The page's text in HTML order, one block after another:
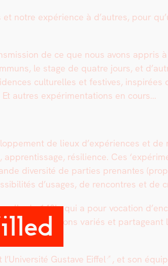
notre expéri­ence à d’autres, pour
de ce que nous avons appris
le stage de qua­tre jours, et
cul­turelles et fes­tives, inspirées
autres expéri­men­ta­tions en cours…
de lieux d’ex­péri­ences et de
résilience. Ces
diver­sité de par­ties prenantes
d’usages, de ren­con­tres et de
de 140h, qui a pour voca­tion
d’hori­zons var­iés et
l’Uni­ver­sité Gus­tave Eif­fel
, et son